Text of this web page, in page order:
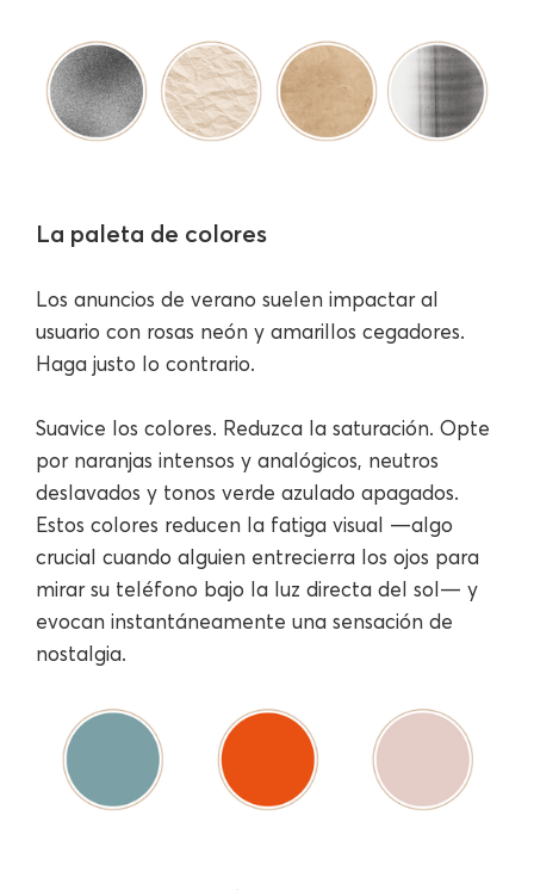
La paleta de colores
Los anuncios de verano suelen impactar al
usuario con rosas neón y amarillos cegadores.
Haga justo lo contrario.
Suavice los colores. Reduzca la saturación. Opte
por naranjas intensos y analógicos, neutros
deslavados y tonos verde azulado apagados.
Estos colores reducen la fatiga visual —algo
crucial cuando alguien entrecierra los ojos para
mirar su teléfono bajo la luz directa del sol— y
evocan instantáneamente una sensación de
nostalgia.